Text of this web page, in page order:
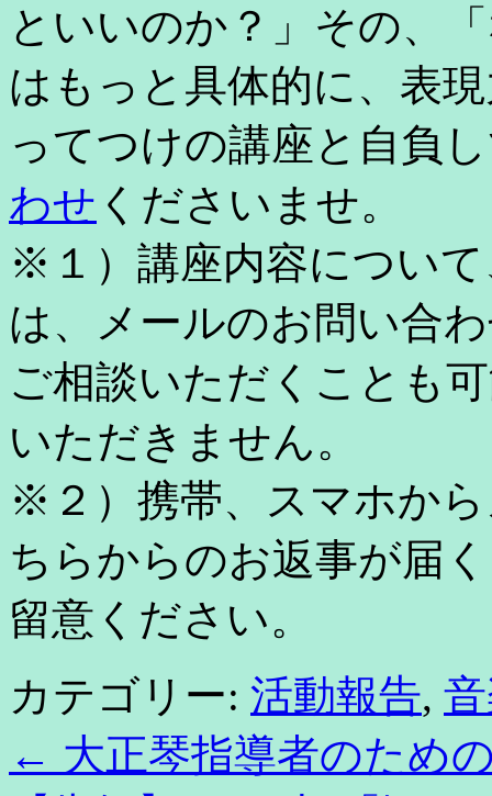
といいのか？」その、
はもっと具体的に、表
ってつけの講座と自負
わせ くださいませ。
※１）講座内容につい
は、メールのお問い合
ご相談いただくことも
いただきません。
※２）携帯、スマホか
ちらからのお返事が届
留意ください。
カテゴリー: 活動報告,
← 大正琴指導者のため